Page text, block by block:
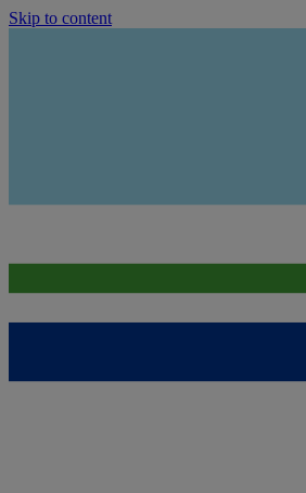
Skip to content